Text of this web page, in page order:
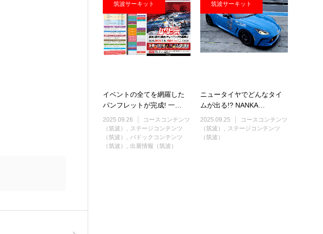
筑波サーキット
イベントの全てを網羅した
パンフレットが完成! 一…
2025.09.26
コースコンテンツ
（筑波）
ステージコンテンツ
（筑波）
パドックコンテンツ
（筑波）
出展情報（筑波）
筑波サーキット
ニュータイヤでどんなタイ
ムが出る!? NANKA…
2025.09.25
コースコンテンツ
（筑波）
ステージコンテンツ
（筑波）